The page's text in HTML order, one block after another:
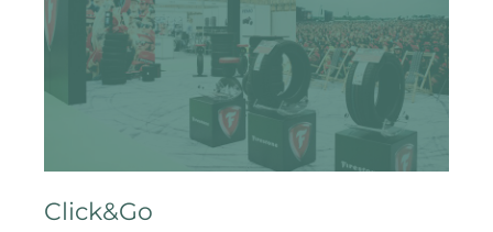
Click&Go